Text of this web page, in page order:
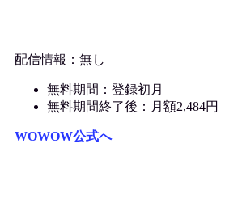
配信情報：無し
無料期間：登録初月
無料期間終了後：月額2,484円
WOWOW公式へ